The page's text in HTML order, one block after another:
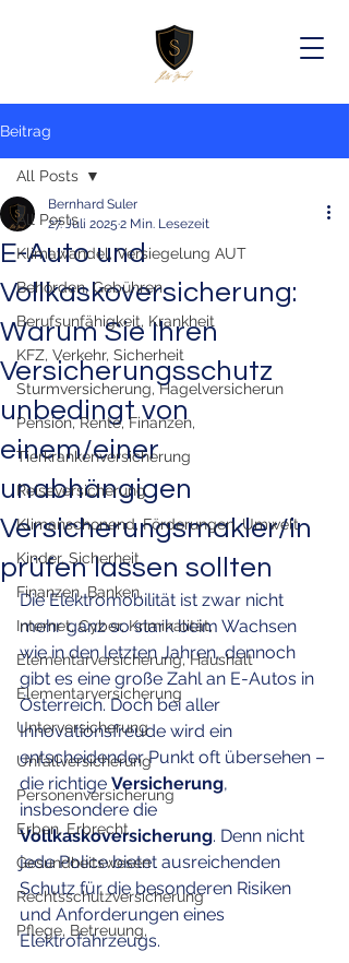
Beitrag
All Posts
Klimawandel, Versiegelung AUT
Behörden, Gebühren
Berufsunfähigkeit, Krankheit
KFZ, Verkehr, Sicherheit
Sturmversicherung, Hagelversicherun
Pension, Rente, Finanzen,
Tierkrankenversicherung
Reiseversicherung
Klimanschonend, Förderungen, Umwelt
Kinder, Sicherheit
Finanzen, Banken,
Internet, Cyber, Kriminalität,
Elementarversicherung, Haushalt
Elementarversicherung
Unterversicherung
Unfallversicherung
Personenversicherung
Erben, Erbrecht
Gesundheitswesen
Rechtsschutzversicherung
Pflege, Betreuung,
All Posts
E-Auto und
Vollkaskoversicherung:
Warum Sie Ihren
Versicherungsschutz
unbedingt von
einem/einer
unabhängigen
Versicherungsmakler/in
prüfen lassen sollten
Bernhard Suler
27. Juli 2025 2 Min. Lesezeit
Die Elektromobilität ist zwar nicht
mehr ganz so stark beim Wachsen
wie in den letzten Jahren, dennoch
gibt es eine große Zahl an E-Autos in
Österreich. Doch bei aller
Innovationsfreude wird ein
entscheidender Punkt oft übersehen –
die richtige Versicherung,
insbesondere die
Vollkaskoversicherung. Denn nicht
jede Police bietet ausreichenden
Schutz für die besonderen Risiken
und Anforderungen eines
Elektrofahrzeugs.